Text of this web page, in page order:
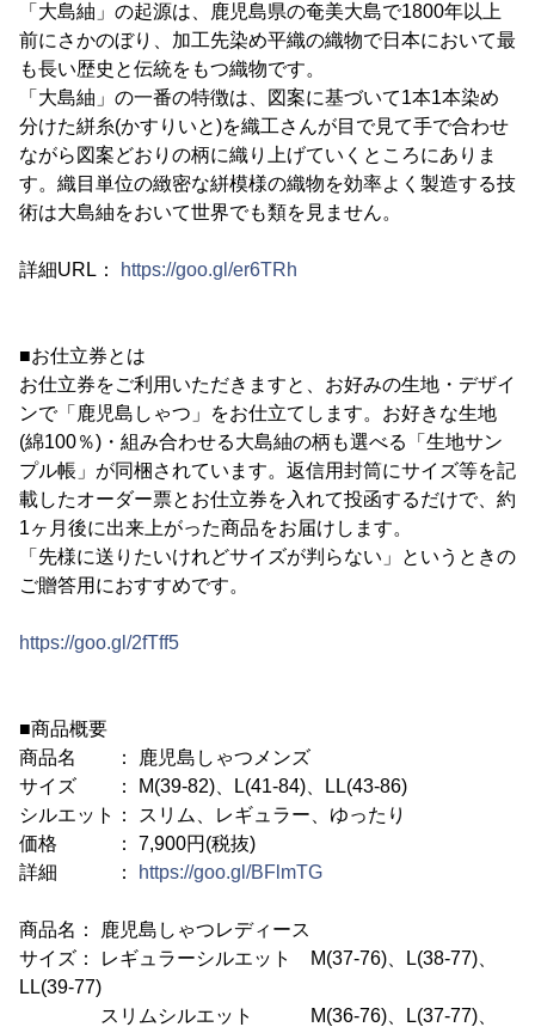
「大島紬」の起源は、鹿児島県の奄美大島で1800年以上
前にさかのぼり、加工先染め平織の織物で日本において最
も長い歴史と伝統をもつ織物です。
「大島紬」の一番の特徴は、図案に基づいて1本1本染め
分けた絣糸(かすりいと)を織工さんが目で見て手で合わせ
ながら図案どおりの柄に織り上げていくところにありま
す。織目単位の緻密な絣模様の織物を効率よく製造する技
術は大島紬をおいて世界でも類を見ません。
詳細URL： https://goo.gl/er6TRh
■お仕立券とは
お仕立券をご利用いただきますと、お好みの生地・デザイ
ンで「鹿児島しゃつ」をお仕立てします。お好きな生地
(綿100％)・組み合わせる大島紬の柄も選べる「生地サン
プル帳」が同梱されています。返信用封筒にサイズ等を記
載したオーダー票とお仕立券を入れて投函するだけで、約
1ヶ月後に出来上がった商品をお届けします。
「先様に送りたいけれどサイズが判らない」というときの
ご贈答用におすすめです。
https://goo.gl/2fTff5
■商品概要
商品名 ： 鹿児島しゃつメンズ
サイズ ： M(39-82)、L(41-84)、LL(43-86)
シルエット： スリム、レギュラー、ゆったり
価格 ： 7,900円(税抜)
詳細 ：
https://goo.gl/BFlmTG
商品名： 鹿児島しゃつレディース
サイズ： レギュラーシルエット M(37-76)、L(38-77)、
LL(39-77)
スリムシルエット M(36-76)、L(37-77)、